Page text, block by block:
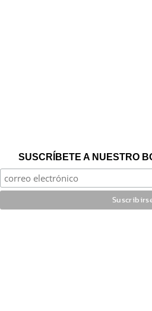
SUSCRÍBETE A NUESTRO